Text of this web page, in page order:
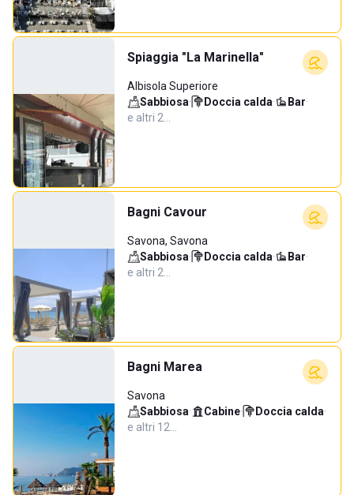
Spiaggia "La Marinella"
Albisola Superiore
Sabbiosa· Doccia calda· Bar·
e altri 2…
Bagni Cavour
Savona, Savona
Sabbiosa· Doccia calda· Bar·
e altri 2…
Bagni Marea
Savona
Sabbiosa· Cabine· Doccia calda·
e altri 12…